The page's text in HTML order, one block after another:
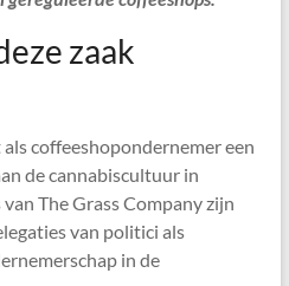
zaak
coffeeshopondernemer een
de cannabiscultuur in
The Grass Company zijn
van politici als
in de